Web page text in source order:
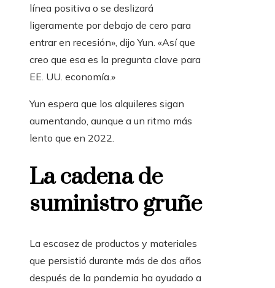
línea positiva o se deslizará
ligeramente por debajo de cero para
entrar en recesión», dijo Yun. «Así que
creo que esa es la pregunta clave para
EE. UU. economía.»
Yun espera que los alquileres sigan
aumentando, aunque a un ritmo más
lento que en 2022.
La cadena de
suministro gruñe
La escasez de productos y materiales
que persistió durante más de dos años
después de la pandemia ha ayudado a